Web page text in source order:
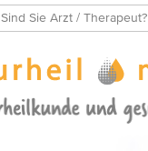
Sind Sie Arzt / Therapeut?